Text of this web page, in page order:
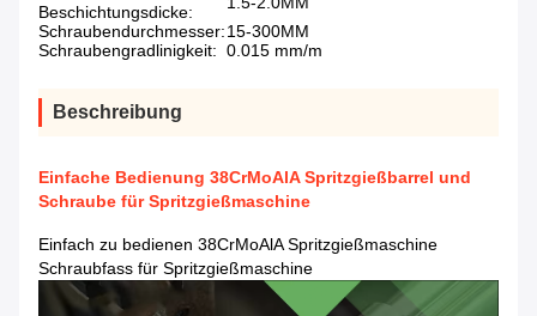
Beschichtungsdicke:
Schraubendurchmesser:15-300MM
Schraubengradlinigkeit: 0.015 mm/m
Beschreibung
Einfache Bedienung 38CrMoAlA Spritzgießbarrel und
Schraube für Spritzgießmaschine
Einfach zu bedienen 38CrMoAlA Spritzgießmaschine
Schraubfass für Spritzgießmaschine